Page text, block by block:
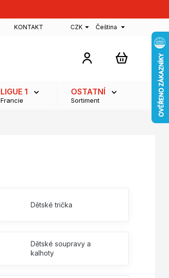
KONTAKT CZK Čeština
NÁKUPNÍ
LIGUE 1
Francie
OSTATNÍ
Sortiment
Dětské trička
Dětské soupravy a
kalhoty